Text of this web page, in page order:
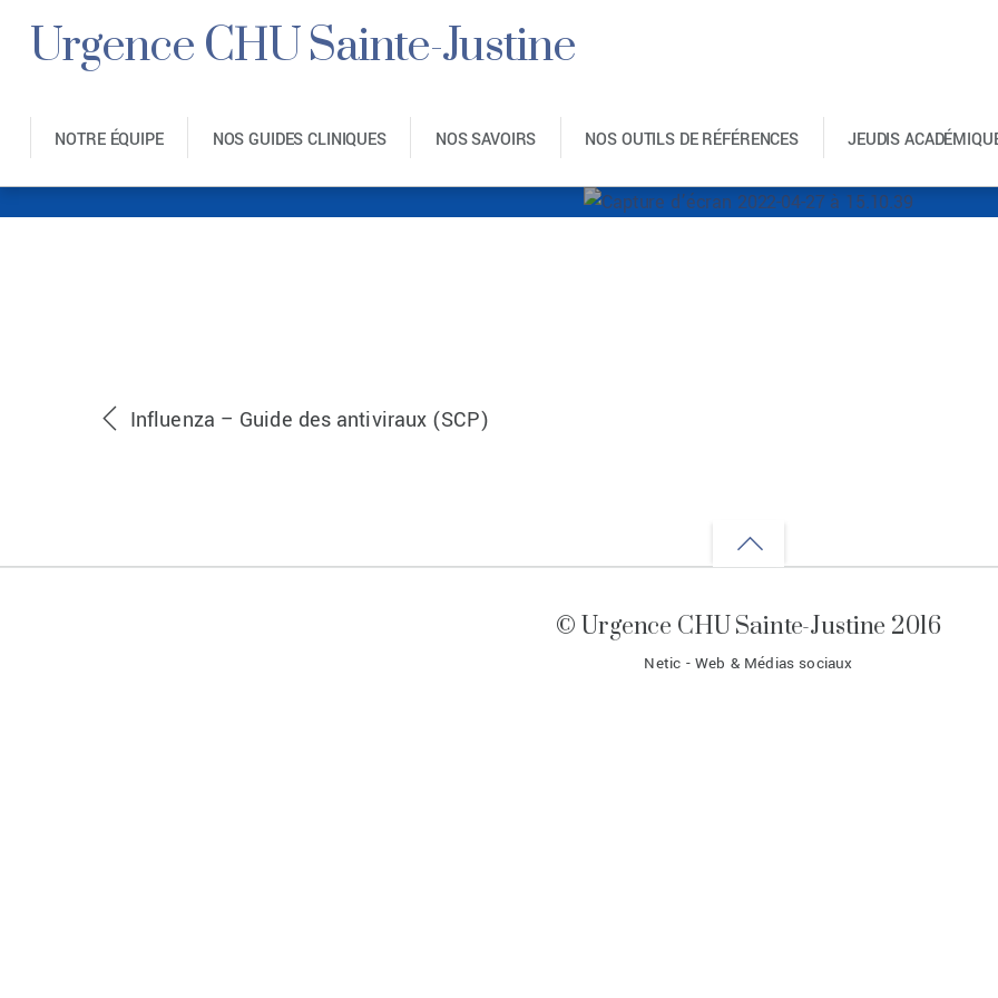
Urgence CHU Sainte-Justine
NOTRE ÉQUIPE NOS GUIDES CLINIQUES NOS SAVOIRS NOS OUTILS DE RÉFÉRENCES JEUDIS
Influenza – Guide des antiviraux (SCP)
Back
top
© Urgence CHU Sainte-Justine 2016
Netic - Web & Médias sociaux